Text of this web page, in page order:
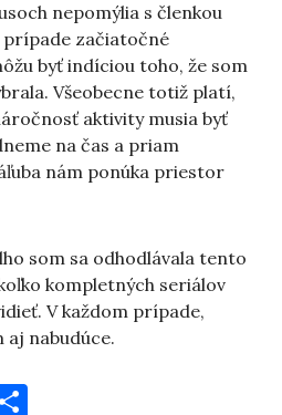
nepomýlia s členkou
prípade začiatočné
byť indíciou toho, že som
Všeobecne totiž platí,
aktivity musia byť
na čas a priam
nám ponúka priestor
som sa odhodlávala tento
kompletných seriálov
V každom prípade,
aj nabudúce.